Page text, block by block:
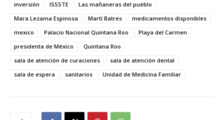
inversión
ISSSTE
Las mañaneras del pueblo
Mara Lezama Espinosa
Martí Batres
medicamentos disponibles
mexico
Palacio Nacional Quintana Roo
Playa del Carmen
presidenta de México
Quintana Roo
sala de atención de curaciones
sala de atención dental
sala de espera
sanitarios Unidad de Medicina Familiar